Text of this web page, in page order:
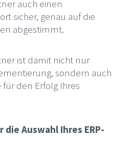
auch einen
sicher, genau auf die
abgestimmt.
ist damit nicht nur
sondern auch
den Erfolg Ihres
Auswahl Ihres ERP-